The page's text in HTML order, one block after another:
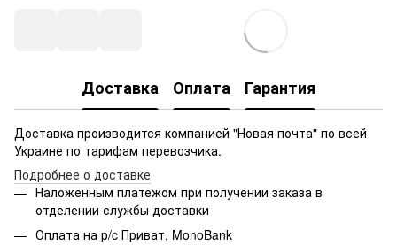
Доставка Оплата Гарантия
Доставка производится компанией "Новая почта" по всей
Украине по тарифам перевозчика.
Подробнее о доставке
Наложенным платежом при получении заказа в
отделении службы доставки
Оплата на р/c Приват, MonoBank